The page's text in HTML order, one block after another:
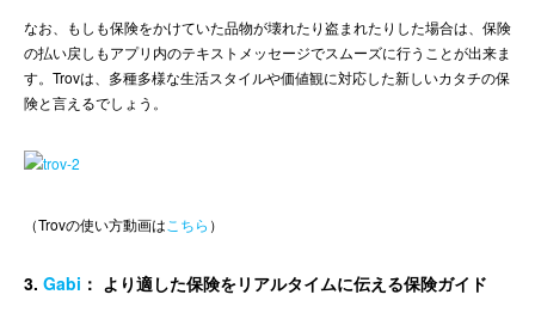
なお、もしも保険をかけていた品物が壊れたり盗まれたりした場合は、保険
の払い戻しもアプリ内のテキストメッセージでスムーズに行うことが出来ま
す。Trovは、多種多様な生活スタイルや価値観に対応した新しいカタチの保
険と言えるでしょう。
（Trovの使い方動画は こちら ）
3. Gabi ： より適した保険をリアルタイムに伝える保険ガイド